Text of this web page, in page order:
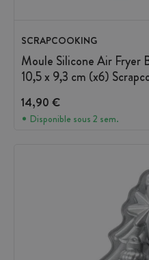
SCRAPCOOKING
Moule Silicone Air Fryer
10,5 x 9,3 cm (x6)
14,90 €
Disponible sous 2 sem.